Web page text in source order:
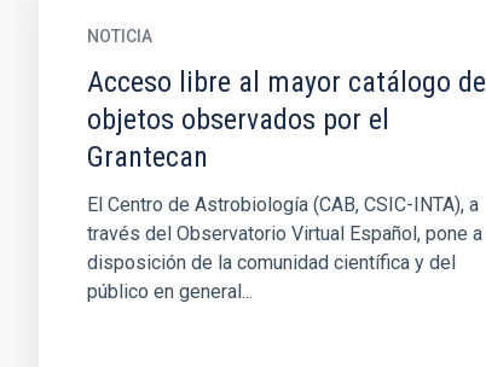
NOTICIA
Acceso libre al mayor catálogo de
objetos observados por el
Grantecan
El Centro de Astrobiología (CAB, CSIC-INTA), a
través del Observatorio Virtual Español, pone a
disposición de la comunidad científica y del
público en general...